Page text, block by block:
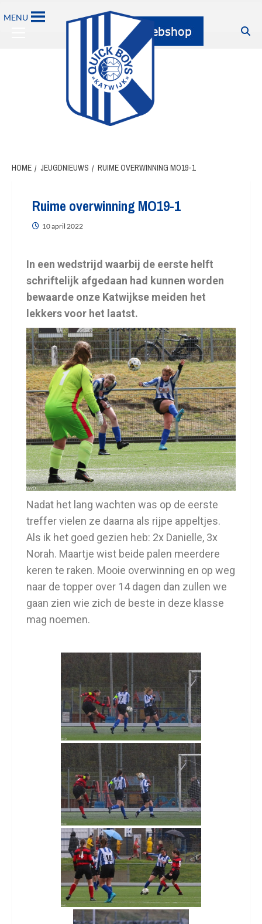
MENU
HOME JEUGDNIEUWS RUIME OVERWINNING MO19-1
Ruime overwinning MO19-1
10 april 2022
In een wedstrijd waarbij de eerste helft
schriftelijk afgedaan had kunnen worden
bewaarde onze Katwijkse meiden het
lekkers voor het laatst.
Nadat het lang wachten was op de eerste
treffer vielen ze daarna als rijpe appeltjes.
Als ik het goed gezien heb: 2x Danielle, 3x
Norah. Maartje wist beide palen meerdere
keren te raken. Mooie overwinning en op weg
naar de topper over 14 dagen dan zullen we
gaan zien wie zich de beste in deze klasse
mag noemen.